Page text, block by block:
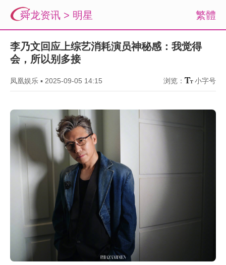
繁體
舜龙资讯 > 明星
李乃文回应上综艺消耗演员神秘感：我觉得
会，所以别多接
凤凰娱乐 ▪ 2025-09-05 14:15 浏览： 小字号